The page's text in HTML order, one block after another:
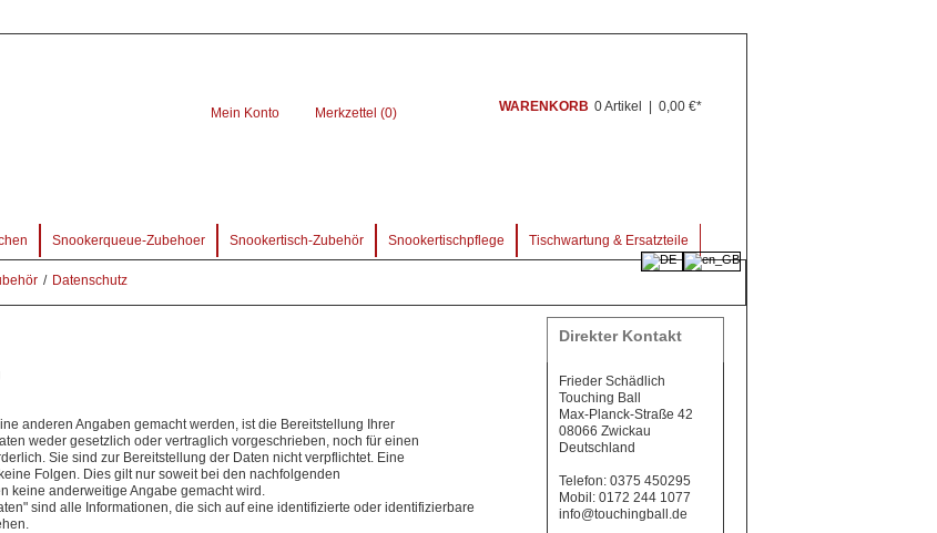
Mein Konto Merkzettel (0) WARENKORB 0 Artikel 0,00 €*
Snookerqueue-Zubehoer Snookertisch-Zubehör Snookertischpflege Tischwartung & Ersatzteile
/ Datenschutz
anderen Angaben gemacht werden, ist die Bereitstellung Ihrer
weder gesetzlich oder vertraglich vorgeschrieben, noch für einen
Sie sind zur Bereitstellung der Daten nicht verpflichtet. Eine
Folgen. Dies gilt nur soweit bei den nachfolgenden
keine anderweitige Angabe gemacht wird.
sind alle Informationen, die sich auf eine identifizierte oder identifizierbare
Direkter Kontakt
Frieder Schädlich
Touching Ball
Max-Planck-Straße 42
08066 Zwickau
Deutschland
Telefon: 0375 450295
Mobil: 0172 244 1077
info@touchingball.de